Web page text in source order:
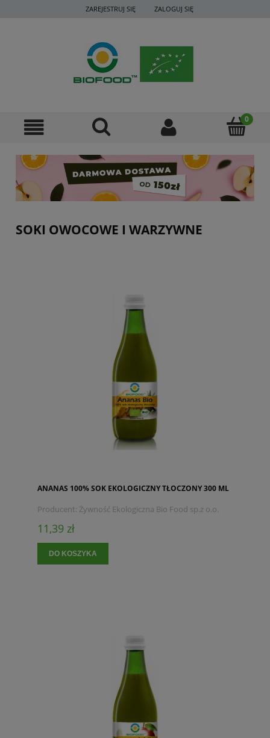
ZAREJESTRUJ SIĘ ZALOGUJ SIĘ
SOKI OWOCOWE I WARZYWNE
ANANAS 100% SOK EKOLOGICZNY TŁOCZONY 300 ML
Producent: Żywność Ekologiczna Bio Food sp.z o.o.
11,39 zł
DO KOSZYKA